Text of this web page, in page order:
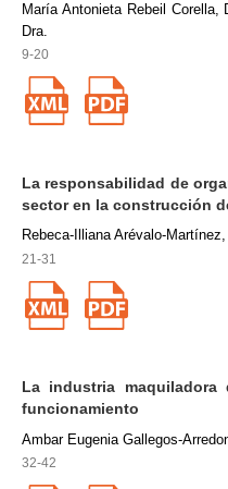
María Antonieta Rebeil Corella,
Dra.
9-20
La responsabilidad de
sector en la construcción
Rebeca-Illiana Arévalo-Martínez,
21-31
La industria
funcionamiento
Ambar Eugenia Gallegos-
32-42